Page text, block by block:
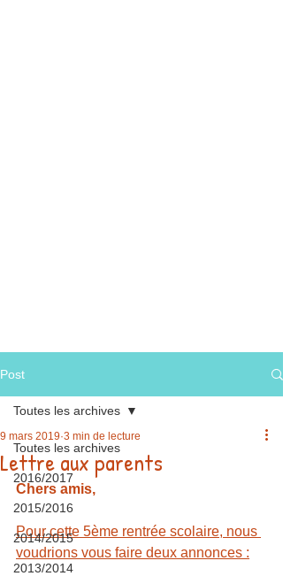
Post
Toutes les archives
2016/2017
2015/2016
2014/2015
2013/2014
Toutes les archives
Lettre aux parents
9 mars 2019 3 min de lecture
Chers amis,
Pour cette 5ème rentrée scolaire, nous
voudrions vous faire deux annonces :